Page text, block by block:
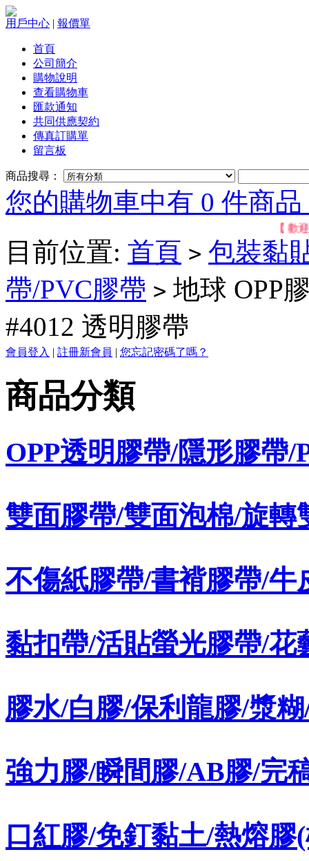
用戶中心 | 報價單
首頁
公司簡介
購物說明
查看購物車
匯款通知
共同供應契約
傳真訂購單
留言板
商品搜尋：
您的購物車中有 0 件商
【 歡迎
目前位置: 首頁 > 包裝黏
帶/PVC膠帶 > 地球 OPP
#4012 透明膠帶
會員登入 | 註冊新會員 | 您忘記密碼了嗎？
商品分類
OPP透明膠帶/隱形膠帶/
雙面膠帶/雙面泡棉/旋轉
不傷紙膠帶/書褙膠帶/牛
黏扣帶/活貼螢光膠帶/花
膠水/白膠/保利龍膠/漿
強力膠/瞬間膠/AB膠/完
口紅膠/免釘黏土/熱熔膠